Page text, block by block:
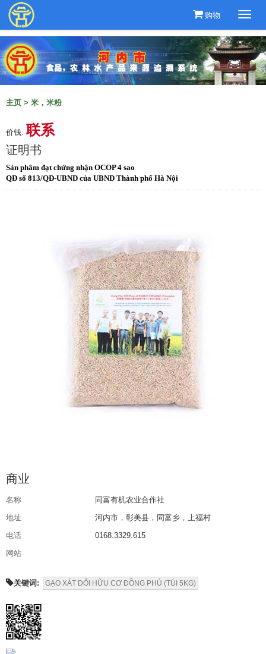
购物
主页 > 米，米粉
价钱:联系
证明书
Sản phẩm đạt chứng nhận OCOP 4 sao
QĐ số 813/QĐ-UBND của UBND Thành phố Hà Nội
商业
名称
同富有机农业合作社
地址
河内市，彰美县，同富乡，上福村
电话
0168.3329.615
网站
关键词: GẠO XÁT DỐI HỮU CƠ ĐỒNG PHÚ (TÚI 5KG)